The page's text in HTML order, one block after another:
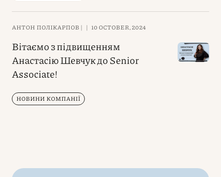
АНТОН ПОЛІКАРПОВ | | 10 OCTOBER, 2024
Вітаємо з підвищенням
Анастасію Шевчук до Senior
Associate!
НОВИНИ КОМПАНІЇ